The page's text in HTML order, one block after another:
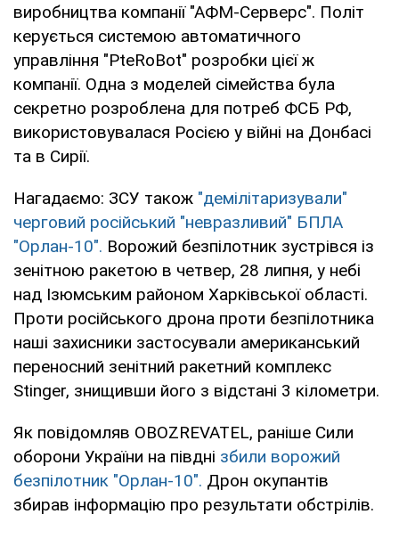
виробництва компанії "АФМ-Серверс". Політ
керується системою автоматичного
управління "PteRoBot" розробки цієї ж
компанії. Одна з моделей сімейства була
секретно розроблена для потреб ФСБ РФ,
використовувалася Росією у війні на Донбасі
та в Сирії.
Нагадаємо: ЗСУ також "демілітаризували"
черговий російський "невразливий" БПЛА
"Орлан-10". Ворожий безпілотник зустрівся із
зенітною ракетою в четвер, 28 липня, у небі
над Ізюмським районом Харківської області.
Проти російського дрона проти безпілотника
наші захисники застосували американський
переносний зенітний ракетний комплекс
Stinger, знищивши його з відстані 3 кілометри.
Як повідомляв OBOZREVATEL, раніше Сили
оборони України на півдні збили ворожий
безпілотник "Орлан-10". Дрон окупантів
збирав інформацію про результати обстрілів.